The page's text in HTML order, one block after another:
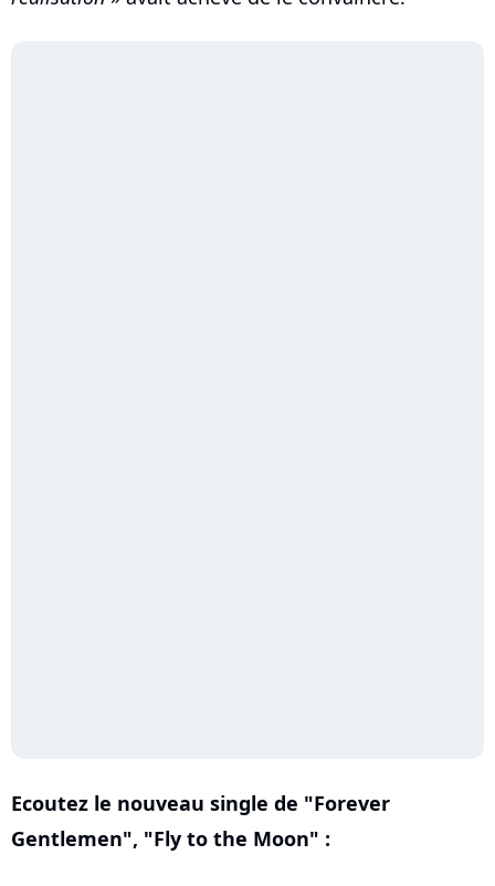
Ecoutez le nouveau single de "Forever
Gentlemen", "Fly to the Moon" :